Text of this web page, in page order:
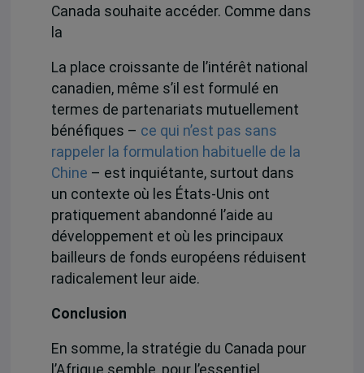
Canada souhaite accéder. Comme dans
la
La place croissante de l’intérêt national
canadien, même s’il est formulé en
termes de partenariats mutuellement
bénéfiques – ce qui n’est pas sans
rappeler la formulation habituelle de la
Chine – est inquiétante, surtout dans
un contexte où les États-Unis ont
pratiquement abandonné l’aide au
développement et où les principaux
bailleurs de fonds européens réduisent
radicalement leur aide.
Conclusion
En somme, la stratégie du Canada pour
l’Afrique semble, pour l’essentiel,